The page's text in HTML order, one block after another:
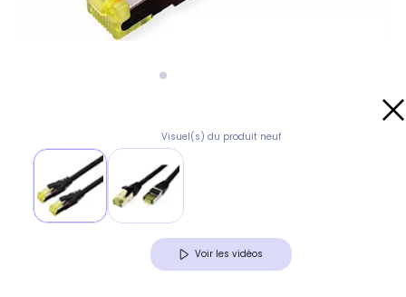
Visuel(s) du produit neuf
Voir les vidéos